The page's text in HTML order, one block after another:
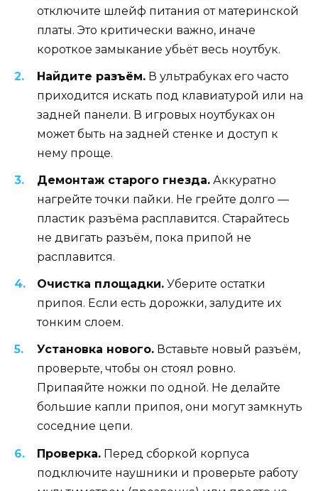
отключите шлейф питания от материнской
платы. Это критически важно, иначе
короткое замыкание убьёт весь ноутбук.
Найдите разъём. В ультрабуках его часто
приходится искать под клавиатурой или на
задней панели. В игровых ноутбуках он
может быть на задней стенке и доступ к
нему проще.
Демонтаж старого гнезда. Аккуратно
нагрейте точки пайки. Не грейте долго —
пластик разъёма расплавится. Старайтесь
не двигать разъём, пока припой не
расплавится.
Очистка площадки. Уберите остатки
припоя. Если есть дорожки, залудите их
тонким слоем.
Установка нового. Вставьте новый разъём,
проверьте, чтобы он стоял ровно.
Припаяйте ножки по одной. Не делайте
большие капли припоя, они могут замкнуть
соседние цепи.
Проверка. Перед сборкой корпуса
подключите наушники и проверьте работу